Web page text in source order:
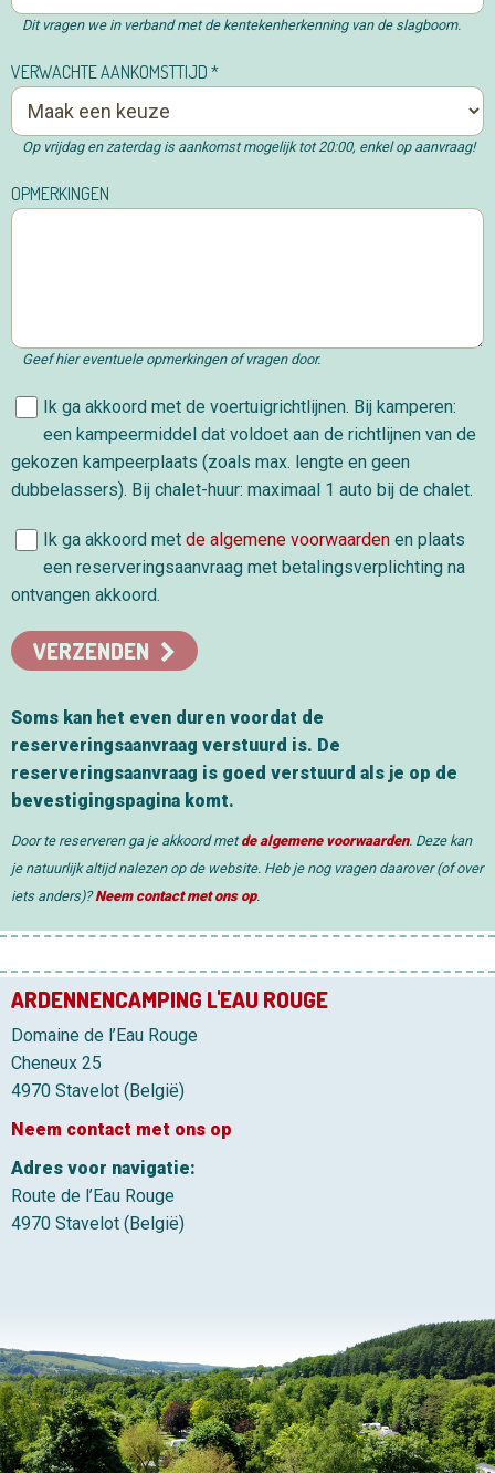
Dit vragen we in verband met de kentekenherkenning van de slagboom.
VERWACHTE AANKOMSTTIJD *
Op vrijdag en zaterdag is aankomst mogelijk tot 20:00, enkel op aanvraag!
OPMERKINGEN
Geef hier eventuele opmerkingen of vragen door.
Ik ga akkoord met de voertuigrichtlijnen. Bij kamperen:
een kampeermiddel dat voldoet aan de richtlijnen van de
gekozen kampeerplaats (zoals max. lengte en geen
dubbelassers). Bij chalet-huur: maximaal 1 auto bij de chalet.
Ik ga akkoord met de algemene voorwaarden en plaats
een reserveringsaanvraag met betalingsverplichting na
ontvangen akkoord.
VERZENDEN
Soms kan het even duren voordat de
reserveringsaanvraag verstuurd is. De
reserveringsaanvraag is goed verstuurd als je op de
bevestigingspagina komt.
Door te reserveren ga je akkoord metde algemene voorwaarden. Deze kan
je natuurlijk altijd nalezen op de website. Heb je nog vragen daarover (of over
iets anders)?Neem contact met ons op.
ARDENNENCAMPING L'EAU ROUGE
Domaine de l’Eau Rouge
Cheneux 25
4970 Stavelot (België)
Neem contact met ons op
Adres voor navigatie:
Route de l’Eau Rouge
4970 Stavelot (België)